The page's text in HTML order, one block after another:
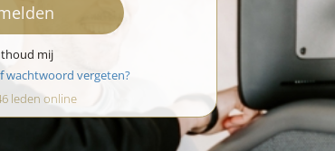
mij
wachtwoord vergeten?
leden online